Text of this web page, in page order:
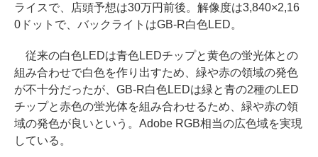
ライスで、店頭予想は30万円前後。解像度は3,840×2,16
0ドットで、バックライトはGB-R白色LED。
従来の白色LEDは青色LEDチップと黄色の蛍光体との
組み合わせで白色を作り出すため、緑や赤の領域の発色
が不十分だったが、GB-R白色LEDは緑と青の2種のLED
チップと赤色の蛍光体を組み合わせるため、緑や赤の領
域の発色が良いという。Adobe RGB相当の広色域を実現
している。